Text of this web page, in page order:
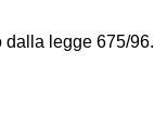
dalla legge 675/96.